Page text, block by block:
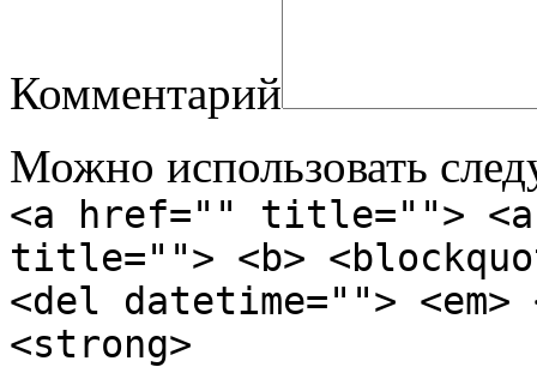
Комментарий
Можно использовать
<a href="" title="">
title=""> <b>
<del datetime="">
<strong>